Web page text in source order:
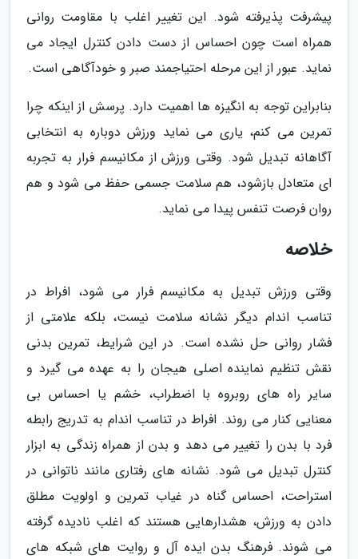
پیشرفت پذیرفته شود. این تغییر اغلب با مقاومت روانی
همراه است چون احساس از دست دادن کنترل ایجاد می
نماید. عبور از این مرحله احتیاجمند صبر و خودآگاهی است.
بنابراین توجه به انگیزه ها اهمیت دارد. پرسش از اینکه چرا
تمرین می کنم، یاری می نماید ورزش دوباره به انتخابی
آگاهانه تبدیل شود. وقتی ورزش از مکانیسم فرار به تجربه
ای متعادل بازشود، هم سلامت جسمی حفظ می شود و هم
روان فرصت تنفس پیدا می نماید.
خلاصه
وقتی ورزش تبدیل به مکانیسم فرار می شود، افراط در
تناسب اندام دیگر نشانه سلامت نیست، بلکه علامتی از
فشار روانی حل نشده است. در این شرایط، تمرین بدنی
نقش تنظیم نماینده اصلی هیجان را به عهده می گیرد و
سایر راه های روبروه با اضطراب، خشم یا احساس بی
معنایی کنار می روند. افراط در تناسب اندام به تدریج رابطه
فرد با بدن را تغییر می دهد و بدن از همراه زندگی به ابزار
کنترل تبدیل می شود. نشانه های رفتاری مانند ناتوانی در
استراحت، احساس گناه در غیاب تمرین و اولویت مطلق
دادن به ورزش، هشدارهایی هستند که اغلب نادیده گرفته
می شوند. فرهنگ بدن ایده آل و روایت های شبکه های